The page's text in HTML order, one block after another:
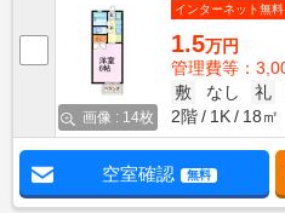
画像 : 14枚
インターネット無料
1.5万円
管理費等：
敷
なし 礼
2階
1K 18㎡
空室確認 無料